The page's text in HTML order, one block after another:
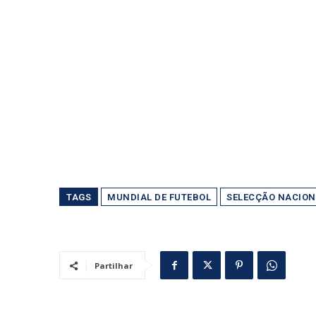
TAGS MUNDIAL DE FUTEBOL SELECÇÃO
Partilhar